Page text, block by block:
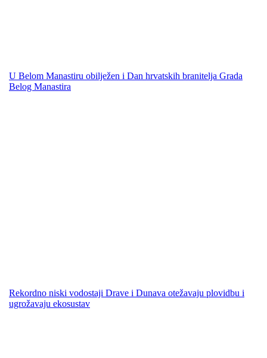
U Belom Manastiru obilježen i Dan hrvatskih branitelja Grada
Belog Manastira
Rekordno niski vodostaji Drave i Dunava otežavaju plovidbu i
ugrožavaju ekosustav